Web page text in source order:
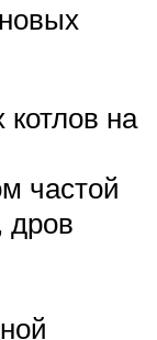
на
частой
дров